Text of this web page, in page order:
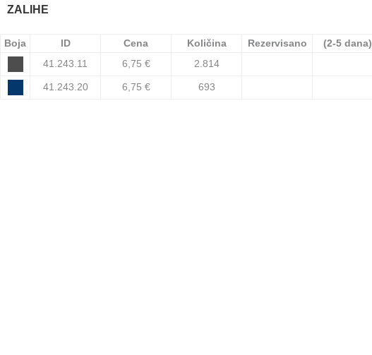
ZALIHE
Boja ID Cena Količina Rezervisano (2-5 dana)
41.243.11
6,75 € 2.814
41.243.20 6,75 € 693